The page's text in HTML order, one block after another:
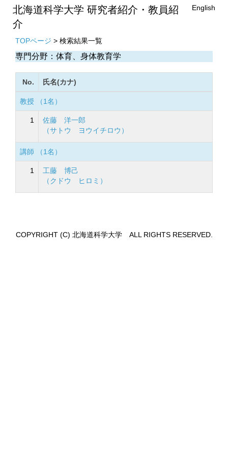
北海道科学大学 研究者紹介・教員紹
介
English
TOPページ > 検索結果一覧
専門分野：体育、身体教育学
No. 氏名(カナ)
教授 （1名）
1
佐藤 洋一郎
（サトウ ヨウイチロウ）
講師 （1名）
1
工藤 博己
（クドウ ヒロミ）
COPYRIGHT (C) 北海道科学大学 ALL RIGHTS RESERVED.